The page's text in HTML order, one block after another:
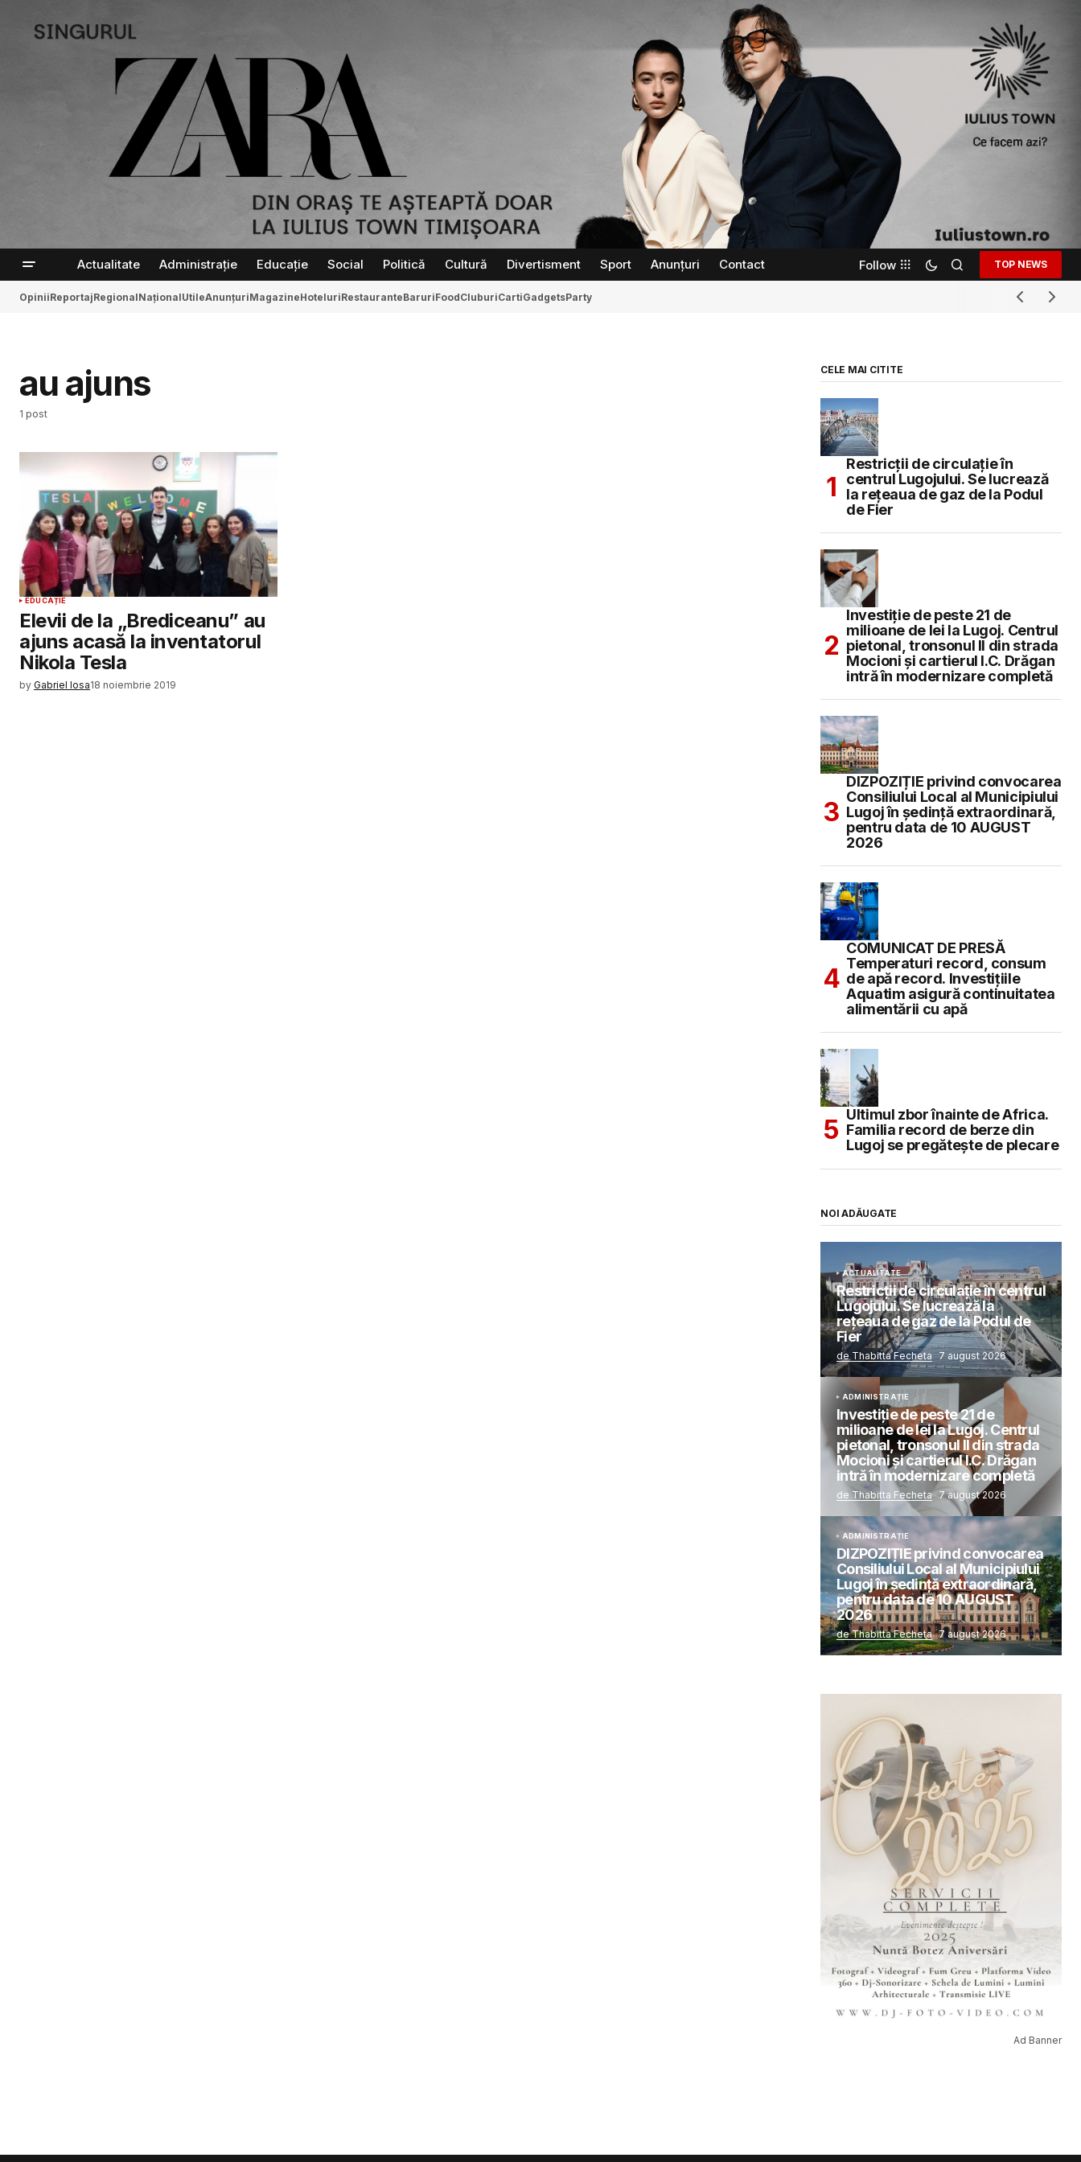
Actualitate Administrație Educație Social Politică Cultură Divertisment Sport Anunțuri Contact Follow TOP NEWS
OpiniiReportajRegionalNaționalUtileAnunțuriMagazineHoteluriRestauranteBaruriFoodCluburiCartiGadgetsParty
au ajuns
1 post
EDUCAȚIE
Elevii de la „Brediceanu” au
ajuns acasă la inventatorul
Nikola Tesla
by Gabriel Iosa18 noiembrie 2019
CELE MAI CITITE
Restricții de circulație în
centrul Lugojului. Se lucrează
la rețeaua de gaz de la Podul
de Fier
Investiție de peste 21 de
milioane de lei la Lugoj. Centrul
pietonal, tronsonul II din strada
Mocioni și cartierul I.C. Drăgan
intră în modernizare completă
DIZPOZIȚIE privind convocarea
Consiliului Local al Municipiului
Lugoj în şedinţă extraordinară,
pentru data de 10 AUGUST
2026
COMUNICAT DE PRESĂ
Temperaturi record, consum
de apă record. Investițiile
Aquatim asigură continuitatea
alimentării cu apă
Ultimul zbor înainte de Africa.
Familia record de berze din
Lugoj se pregătește de plecare
NOI ADĂUGATE
ACTUALITATE
Restricții de circulație în centrul
Lugojului. Se lucrează la
rețeaua de gaz de la Podul de
Fier
de Thabitta Fecheta 7 august 2026
ADMINISTRAȚIE
Investiție de peste 21 de
milioane de lei la Lugoj. Centrul
pietonal, tronsonul II din strada
Mocioni și cartierul I.C. Drăgan
intră în modernizare completă
de Thabitta Fecheta 7 august 2026
ADMINISTRAȚIE
DIZPOZIȚIE privind convocarea
Consiliului Local al Municipiului
Lugoj în şedinţă extraordinară,
pentru data de 10 AUGUST
2026
de Thabitta Fecheta 7 august 2026
Ad Banner